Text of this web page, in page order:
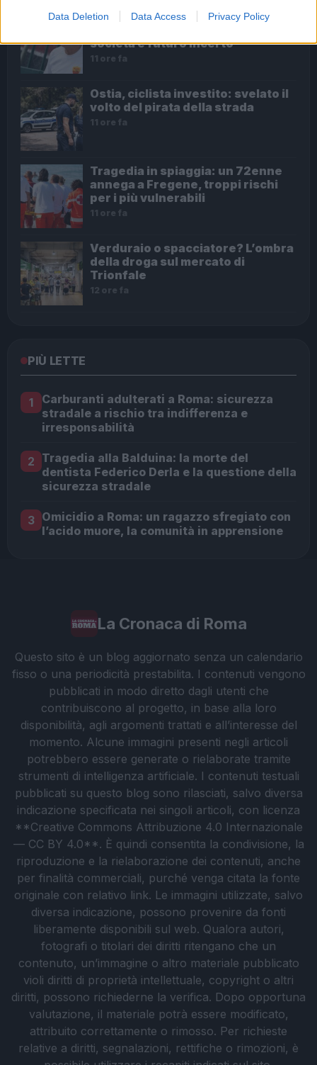
Data Deletion Data Access Privacy Policy
Calciomercato Roma: Gasperini
società e futuro incerto
11 ore fa
Ostia, ciclista investito: svelato il
volto del pirata della strada
11 ore fa
Tragedia in spiaggia: un 72enne
annega a Fregene, troppi rischi
per i più vulnerabili
11 ore fa
Verduraio o spacciatore? L’ombra
della droga sul mercato di
Trionfale
12 ore fa
PIÙ LETTE
1
Carburanti adulterati a Roma: sicurezza
stradale a rischio tra indifferenza e
irresponsabilità
2 Tragedia alla Balduina: la morte del
dentista Federico Derla e la questione della
sicurezza stradale
3 Omicidio a Roma: un ragazzo sfregiato con
l’acido muore, la comunità in apprensione
La Cronaca di Roma
Questo sito è un blog aggiornato senza un calendario
fisso o una periodicità prestabilita. I contenuti vengono
pubblicati in modo diretto dagli utenti che
contribuiscono al progetto, in base alla loro
disponibilità, agli argomenti trattati e all’interesse del
momento. Alcune immagini presenti negli articoli
potrebbero essere generate o rielaborate tramite
strumenti di intelligenza artificiale. I contenuti testuali
pubblicati su questo blog sono rilasciati, salvo diversa
indicazione specificata nei singoli articoli, con licenza
**Creative Commons Attribuzione 4.0 Internazionale
— CC BY 4.0**. È quindi consentita la condivisione, la
riproduzione e la rielaborazione dei contenuti, anche
per finalità commerciali, purché venga citata la fonte
originale con relativo link. Le immagini utilizzate, salvo
diversa indicazione, possono provenire da fonti
liberamente disponibili sul web. Qualora autori,
fotografi o titolari dei diritti ritengano che un
contenuto, un’immagine o altro materiale pubblicato
violi diritti di proprietà intellettuale, copyright o altri
diritti, possono richiederne la verifica. Dopo opportuna
valutazione, il materiale potrà essere modificato,
attribuito correttamente o rimosso. Per richieste
relative a diritti, segnalazioni, rettifiche o rimozioni, è